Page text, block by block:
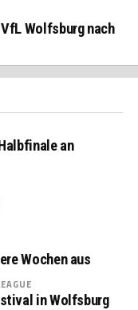
Wolfsburg nach
an
Wochen aus
in Wolfsburg